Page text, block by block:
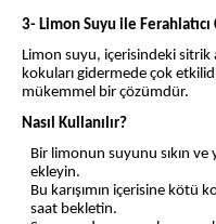
3- Limon Suyu ile Ferahlatıcı
Limon suyu, içerisindeki sitrik
kokuları gidermede çok
mükemmel bir çözümdür.
Nasıl Kullanılır?
Bir limonun suyunu sıkın
ekleyin.
Bu karışımın içerisine kötü
saat bekletin.